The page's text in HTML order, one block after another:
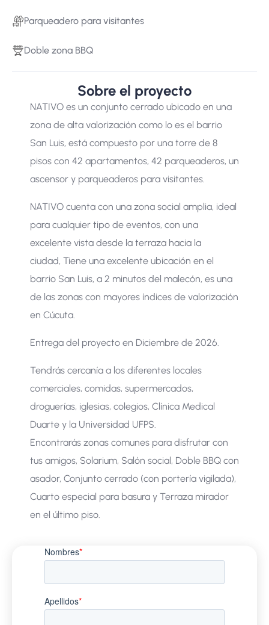
Parqueadero para visitantes
Doble zona BBQ
Sobre el proyecto
NATIVO es un conjunto cerrado ubicado en una
zona de alta valorización como lo es el barrio
San Luis, está compuesto por una torre de 8
pisos con 42 apartamentos, 42 parqueaderos, un
ascensor y parqueaderos para visitantes.
NATIVO cuenta con una zona social amplia, ideal
para cualquier tipo de eventos, con una
excelente vista desde la terraza hacia la
ciudad, Tiene una excelente ubicación en el
barrio San Luis, a 2 minutos del malecón, es una
de las zonas con mayores índices de valorización
en Cúcuta.
Entrega del proyecto en Diciembre de 2026.
Tendrás cercanía a los diferentes locales
comerciales, comidas, supermercados,
droguerías, iglesias, colegios, Clínica Medical
Duarte y la Universidad UFPS.
Encontrarás zonas comunes para disfrutar con
tus amigos, Solarium, Salón social, Doble BBQ con
asador, Conjunto cerrado (con portería vigilada),
Cuarto especial para basura y Terraza mirador
en el último piso.